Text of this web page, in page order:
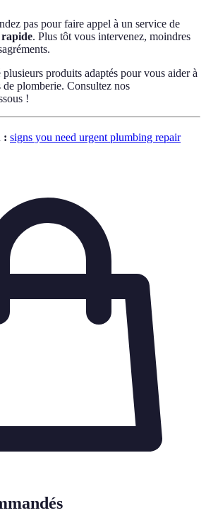
pas pour faire appel à un service de
rapide. Plus tôt vous intervenez, moindres
produits adaptés pour vous aider à
de plomberie. Consultez nos
!
: signs you need urgent plumbing repair